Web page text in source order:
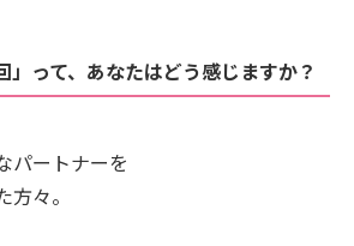
」って、あなたはどう感じますか？
パートナーを
々。